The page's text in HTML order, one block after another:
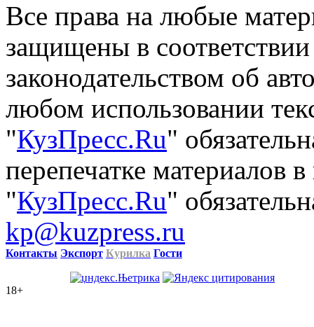
Все права на любые
защищены в
законодательством об
любом использовании
"КузПресс.Ru"
перепечатке материалов
"КузПресс.Ru"
kp@kuzpress.ru
Контакты Экспорт Курилка Гости
18+